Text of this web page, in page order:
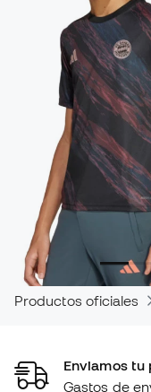
Productos oficiales
Enviamos tu
Gastos de